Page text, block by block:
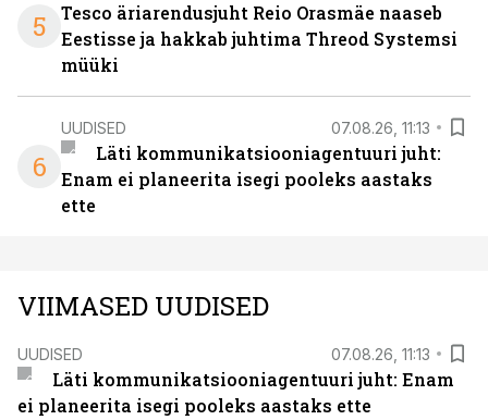
5
Tesco äriarendusjuht Reio Orasmäe naaseb
Eestisse ja hakkab juhtima Threod Systemsi
müüki
6
UUDISED 07.08.26, 11:13
Läti kommunikatsiooniagentuuri juht:
Enam ei planeerita isegi pooleks aastaks
ette
VIIMASED UUDISED
UUDISED 07.08.26, 11:13
Läti kommunikatsiooniagentuuri juht: Enam
ei planeerita isegi pooleks aastaks ette